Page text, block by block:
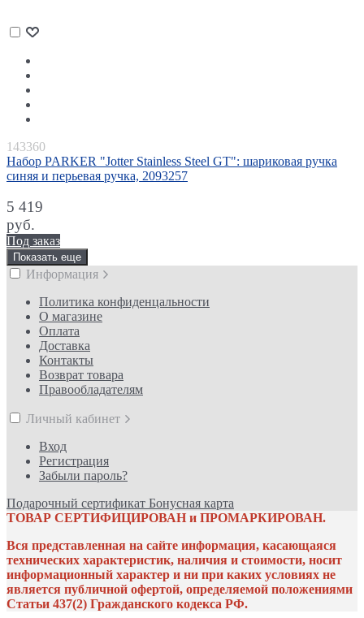
143360
Набор PARKER "Jotter Stainless Steel GT": шариковая ручка
синяя и перьевая ручка, 2093257
5 419
руб.
Под заказ
Показать еще
Информация
Политика конфиденцальности
О магазине
Оплата
Доставка
Контакты
Возврат товара
Правообладателям
Личный кабинет
Вход
Регистрация
Забыли пароль?
Подарочный сертификат Бонусная карта
ТОВАР СЕРТИФИЦИРОВАН и ПРОМАРКИРОВАН.
Вся представленная на сайте информация, касающаяся
технических характеристик, наличия и стоимости, носит
информационный характер и ни при каких условиях не
является публичной офертой, определяемой положениями
Статьи 437(2) Гражданского кодекса РФ.